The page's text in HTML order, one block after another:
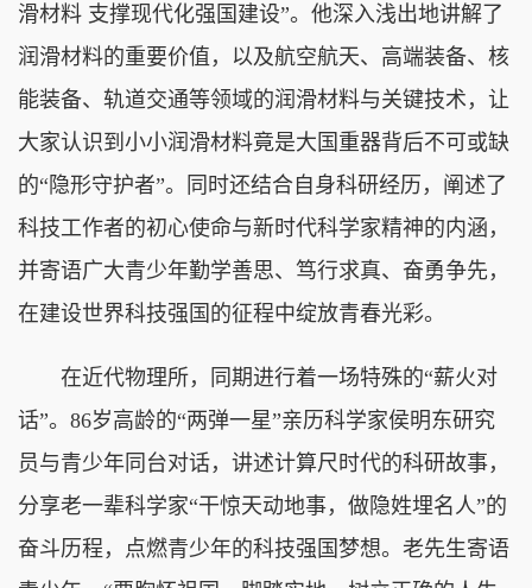
滑材料 支撑现代化强国建设”。他深入浅出地讲解了
润滑材料的重要价值，以及航空航天、高端装备、核
能装备、轨道交通等领域的润滑材料与关键技术，让
大家认识到小小润滑材料竟是大国重器背后不可或缺
的“隐形守护者”。同时还结合自身科研经历，阐述了
科技工作者的初心使命与新时代科学家精神的内涵，
并寄语广大青少年勤学善思、笃行求真、奋勇争先，
在建设世界科技强国的征程中绽放青春光彩。
在近代物理所，同期进行着一场特殊的“薪火对
话”。86岁高龄的“两弹一星”亲历科学家侯明东研究
员与青少年同台对话，讲述计算尺时代的科研故事，
分享老一辈科学家“干惊天动地事，做隐姓埋名人”的
奋斗历程，点燃青少年的科技强国梦想。老先生寄语